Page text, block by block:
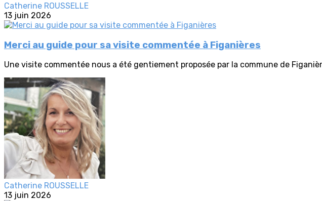
Catherine ROUSSELLE
13 juin 2026
Merci au guide pour sa visite commentée à Figanières
Une visite commentée nous a été gentiement proposée par la commune de
Catherine ROUSSELLE
13 juin 2026